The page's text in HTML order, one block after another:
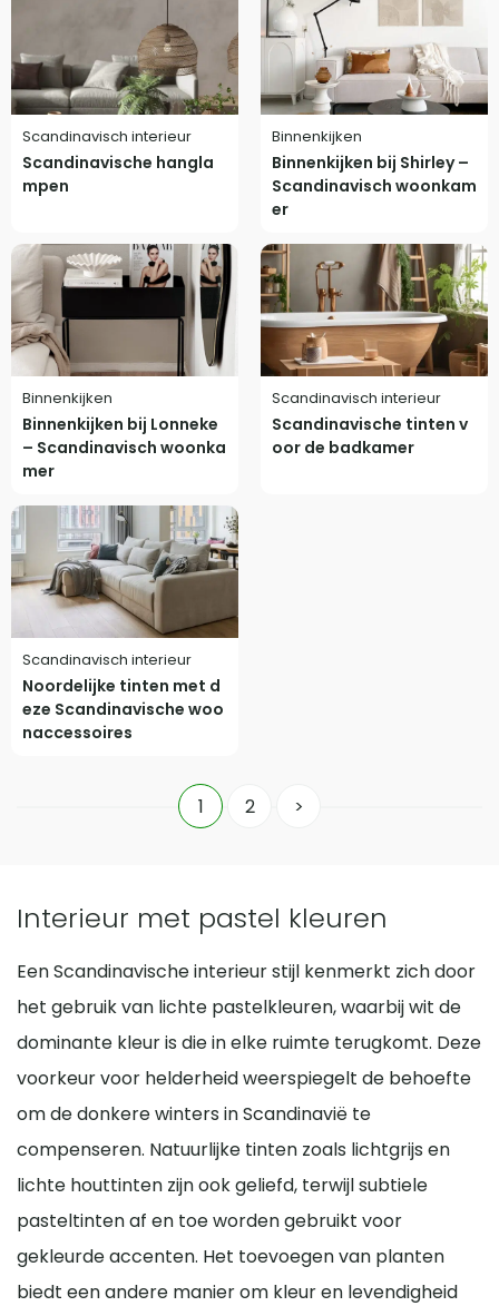
Scandinavisch interieur
Scandinavische hangla
mpen
Binnenkijken
Binnenkijken bij Shirley –
Scandinavisch woonkam
er
Binnenkijken
Binnenkijken bij Lonneke
– Scandinavisch woonka
mer
Scandinavisch interieur
Scandinavische tinten v
oor de badkamer
Scandinavisch interieur
Noordelijke tinten met d
eze Scandinavische woo
naccessoires
1 2 >
Interieur met pastel kleuren
Een Scandinavische interieur stijl kenmerkt zich door
het gebruik van lichte pastelkleuren, waarbij wit de
dominante kleur is die in elke ruimte terugkomt. Deze
voorkeur voor helderheid weerspiegelt de behoefte
om de donkere winters in Scandinavië te
compenseren. Natuurlijke tinten zoals lichtgrijs en
lichte houttinten zijn ook geliefd, terwijl subtiele
pasteltinten af en toe worden gebruikt voor
gekleurde accenten. Het toevoegen van planten
biedt een andere manier om kleur en levendigheid